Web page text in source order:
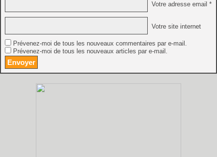
Votre adresse email *
Votre site internet
Prévenez-moi de tous les nouveaux commentaires par e-mail.
Prévenez-moi de tous les nouveaux articles par e-mail.